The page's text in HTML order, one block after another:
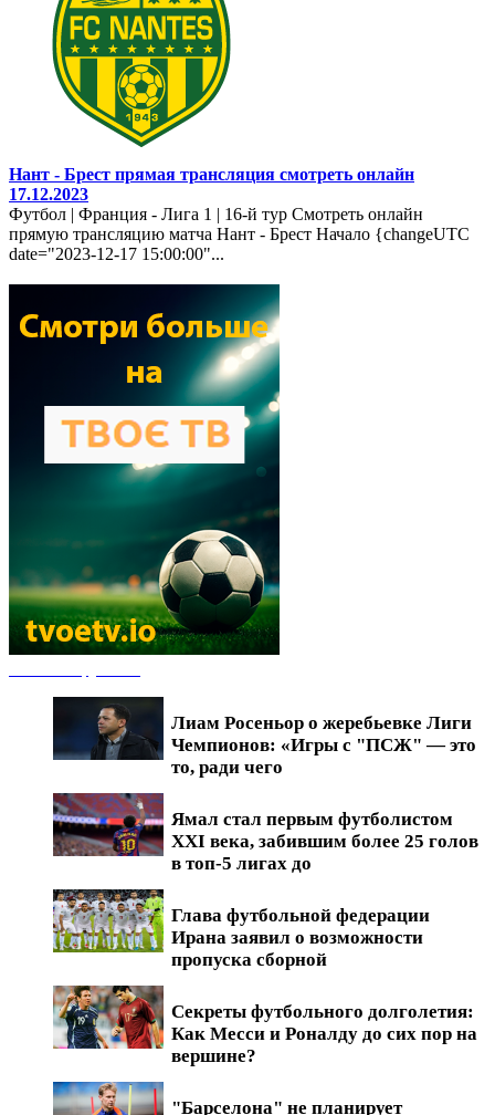
Нант - Брест прямая трансляция смотреть онлайн
17.12.2023
Футбол | Франция - Лига 1 | 16-й тур Смотреть онлайн
прямую трансляцию матча Нант - Брест Начало {changeUTC
date="2023-12-17 15:00:00"...
Лиам Росеньор о жеребьевке Лиги
Чемпионов: «Игры с "ПСЖ" — это
то, ради чего
Ямал стал первым футболистом
XXI века, забившим более 25 голов
в топ-5 лигах до
Глава футбольной федерации
Ирана заявил о возможности
пропуска сборной
Секреты футбольного долголетия:
Как Месси и Роналду до сих пор на
вершине?
"Барселона" не планирует